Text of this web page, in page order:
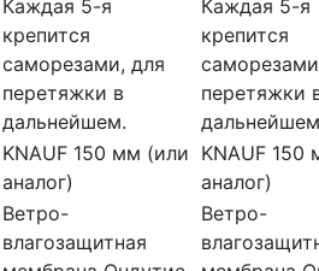
Каждая 5-я
крепится
саморезами, для
перетяжки в
дальнейшем.
Каждая 5-я
крепится
перетяжки
KNAUF 150 мм (или
аналог)
KNAUF 150
аналог)
Ветро-
влагозащитная
Ветро-